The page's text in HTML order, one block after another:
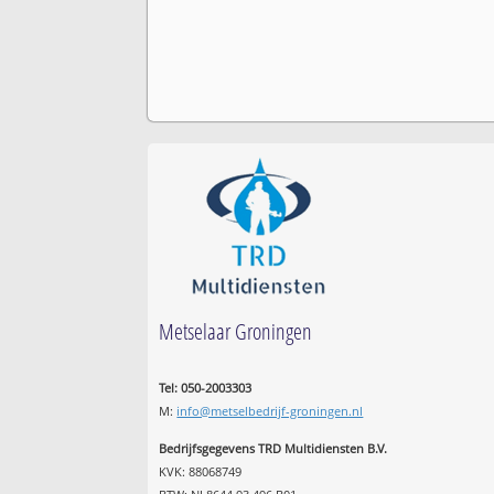
Metselaar Groningen
Tel: 050-2003303
M: info@metselbedrijf-groningen.nl
Bedrijfsgegevens TRD Multidiensten B.V.
KVK: 88068749